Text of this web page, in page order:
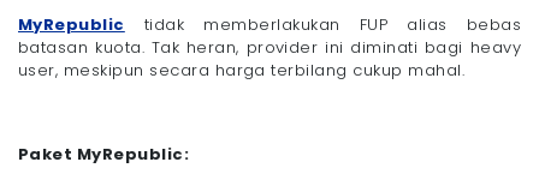
MyRepublic tidak memberlakukan FUP alias bebas
batasan kuota. Tak heran, provider ini diminati bagi heavy
user, meskipun secara harga terbilang cukup mahal.
Paket MyRepublic: